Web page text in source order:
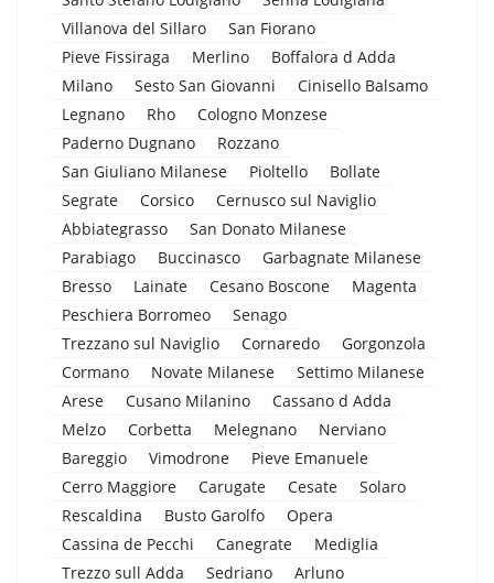
Villanova del Sillaro
San Fiorano
Pieve Fissiraga
Merlino
Boffalora d Adda
Milano
Sesto San Giovanni
Cinisello Balsamo
Legnano
Rho
Cologno Monzese
Paderno Dugnano
Rozzano
San Giuliano Milanese
Pioltello
Bollate
Segrate
Corsico
Cernusco sul Naviglio
Abbiategrasso
San Donato Milanese
Parabiago
Buccinasco
Garbagnate Milanese
Bresso
Lainate Cesano Boscone
Magenta
Peschiera Borromeo
Senago
Trezzano sul Naviglio
Cornaredo
Gorgonzola
Cormano
Novate Milanese
Settimo Milanese
Arese
Cusano Milanino
Cassano d Adda
Melzo
Corbetta Melegnano
Nerviano
Bareggio
Vimodrone
Pieve Emanuele
Cerro Maggiore
Carugate Cesate
Solaro
Rescaldina
Busto Garolfo
Opera
Cassina de Pecchi
Canegrate
Mediglia
Trezzo sull Adda
Sedriano
Arluno